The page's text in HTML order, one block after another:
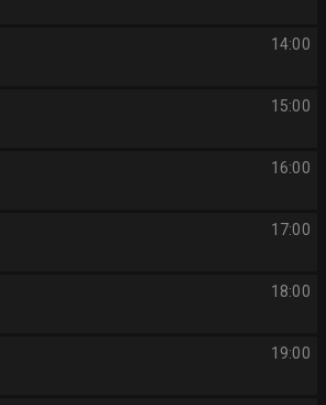
14:00
15:00
16:00
17:00
18:00
19:00